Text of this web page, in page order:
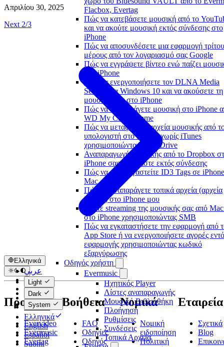
Flacbox, Evertag
Πώς να κατεβάσετε μουσική από το
και να ακούτε μουσική εκτός σύνδεσης στο
iPhone
Πώς να αποσυνδέσετε μια εφαρμογή τρίτου
μέρους από τον λογαριασμό σας Google
Πώς να εγγράψετε βίντεο ενώ παίζει
στο iPhone
Πώς να ενεργοποιήσετε τον DLNA Media
Server στα Windows 10 και να ακούσετε τη
μουσική σας στο iPhone
Πώς να αναπαράγετε μουσική στο iPhone
WD My Cloud Home
Πώς να μεταφέρετε αρχεία μουσικής από
υπολογιστή στο iPhone χωρίς iTunes
χρησιμοποιώντας WiFi-Drive
Αναπαραγωγή μουσικής από το Dropbox
iPhone σας όταν είστε εκτός σύνδεσης
Πώς να επεξεργαστείτε ID3 Tags σε
Mac
Πώς να αναπαράγετε τοπικά αρχεία (αρχεία
iTunes) στο iPhone μου
Κάντε streaming της μουσικής σας από
στο iPhone χρησιμοποιώντας SMB
Πώς να εγκαταστήσετε την εφαρμογή από
App Store ή να ενεργοποιήσετε αγορές
εφαρμογής χρησιμοποιώντας κωδικό
εξαργύρωσης
Οδηγός χρήστη
Evermusic
Ηχητικός Player
Λίστες αναπαραγωγής
Μουσική Βιβλιοθήκη
Πλοήγηση
Ρυθμίσεις
Συνδέσεις
Τοπικά Αρχεία
Απριλίου 30, 2025
Next 2/3
Ελληνικά
عربي
Català
Čeština
Dansk
Deutsch
Ελληνικά
English
Español
Suomi
Light
Dark
System
Προϊόντα
Evervideo
Evermusic
Evertag
Βοήθεια
FAQ
Οδηγίες
Οδηγός
Νομικά
Νομική
ειδοποίηση
Πολιτική
Εταιρεία
Σχετικά
Blog